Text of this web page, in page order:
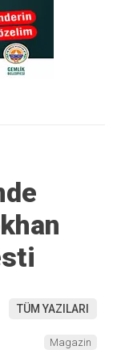
TÜM YAZILARI
Magazin